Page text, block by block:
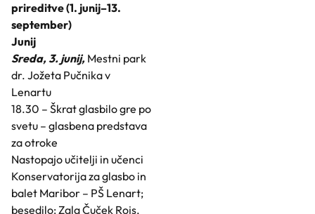
prireditve (1. junij–13.
september)
Junij
Sreda, 3. junij, Mestni park
dr. Jožeta Pučnika v
Lenartu
18.30 – Škrat glasbilo gre po
svetu – glasbena predstava
za otroke
Nastopajo učitelji in učenci
Konservatorija za glasbo in
balet Maribor – PŠ Lenart;
besedilo: Zala Čuček Rojs,